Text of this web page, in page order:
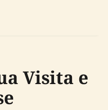
Visita e